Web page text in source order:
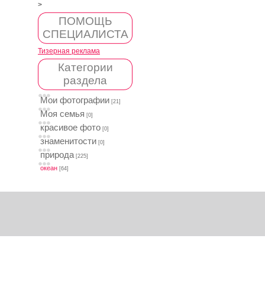
>
ПОМОЩЬ
СПЕЦИАЛИСТА
Тизерная реклама
Категории
раздела
Мои фотографии [21]
Моя семья [0]
красивое фото [0]
знаменитости [0]
природа [225]
океан [64]